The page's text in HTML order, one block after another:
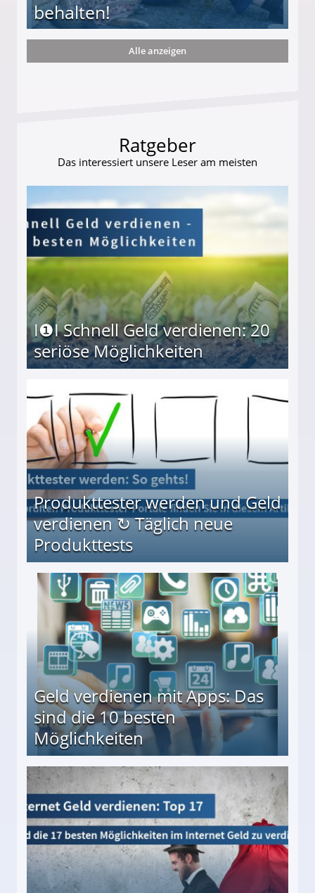
behalten!
darf Geld behalten!
Alle anzeigen
Ratgeber
Das interessiert unsere Leser am meisten
I❶I Schnell Geld verdienen: 20
seriöse Möglichkeiten
Produkttester werden und Geld
verdienen ↻ Täglich neue
Produkttests
↻ Täglich neue Produkttests
Geld verdienen mit Apps: Das
sind die 10 besten
Möglichkeiten
besten Möglichkeiten